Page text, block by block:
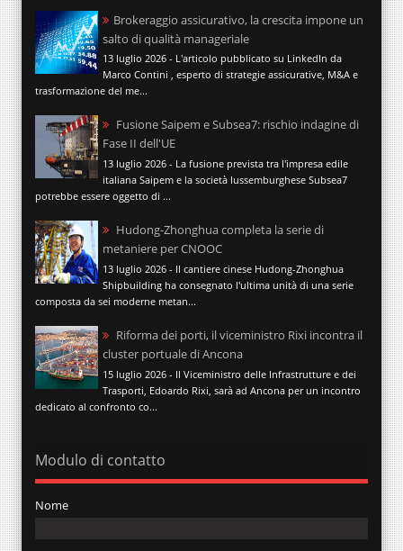
Brokeraggio assicurativo, la crescita impone un
salto di qualità manageriale
13 luglio 2026 - L'articolo pubblicato su LinkedIn da
Marco Contini , esperto di strategie assicurative, M&A e
trasformazione del me...
Fusione Saipem e Subsea7: rischio indagine di
Fase II dell'UE
13 luglio 2026 - La fusione prevista tra l'impresa edile
italiana Saipem e la società lussemburghese Subsea7
potrebbe essere oggetto di ...
Hudong-Zhonghua completa la serie di
metaniere per CNOOC
13 luglio 2026 - Il cantiere cinese Hudong-Zhonghua
Shipbuilding ha consegnato l'ultima unità di una serie
composta da sei moderne metan...
Riforma dei porti, il viceministro Rixi incontra il
cluster portuale di Ancona
15 luglio 2026 - Il Viceministro delle Infrastrutture e dei
Trasporti, Edoardo Rixi, sarà ad Ancona per un incontro
dedicato al confronto co...
Modulo di contatto
Nome